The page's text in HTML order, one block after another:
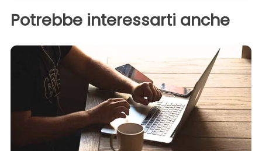
Potrebbe interessarti anche